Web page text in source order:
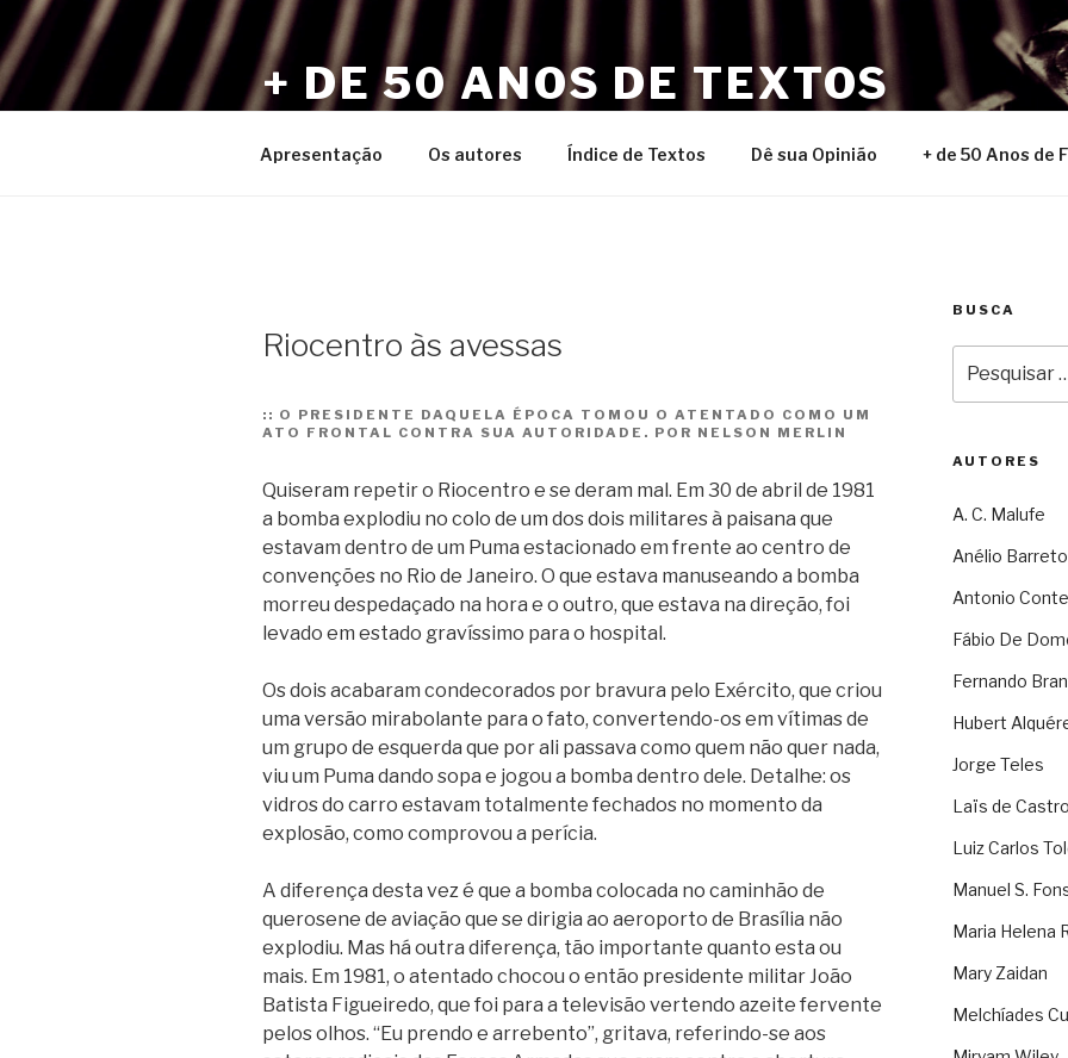
Pular
para
o
conteúdo
+ DE 50 ANOS DE TEXTOS
Apresentação Os autores Índice de Textos Dê sua Opinião + de 50 Anos de
Riocentro às avessas
:: O PRESIDENTE DAQUELA ÉPOCA TOMOU O ATENTADO COMO UM
ATO FRONTAL CONTRA SUA AUTORIDADE. POR NELSON MERLIN
Quiseram repetir o Riocentro e se deram mal. Em 30 de abril de 1981
a bomba explodiu no colo de um dos dois militares à paisana que
estavam dentro de um Puma estacionado em frente ao centro de
convenções no Rio de Janeiro. O que estava manuseando a bomba
morreu despedaçado na hora e o outro, que estava na direção, foi
levado em estado gravíssimo para o hospital.
Os dois acabaram condecorados por bravura pelo Exército, que criou
uma versão mirabolante para o fato, convertendo-os em vítimas de
um grupo de esquerda que por ali passava como quem não quer nada,
viu um Puma dando sopa e jogou a bomba dentro dele. Detalhe: os
vidros do carro estavam totalmente fechados no momento da
explosão, como comprovou a perícia.
A diferença desta vez é que a bomba colocada no caminhão de
querosene de aviação que se dirigia ao aeroporto de Brasília não
explodiu. Mas há outra diferença, tão importante quanto esta ou
mais. Em 1981, o atentado chocou o então presidente militar João
Batista Figueiredo, que foi para a televisão vertendo azeite fervente
pelos olhos. “Eu prendo e arrebento”, gritava, referindo-se aos
BUSCA
por:
AUTORES
A. C. Malufe
Anélio Barreto
Antonio
Fábio De
Fernando
Hubert
Jorge Teles
Laïs de Castro
Luiz Carlos
Manuel S.
Maria Helena
Mary Zaidan
Melchíades